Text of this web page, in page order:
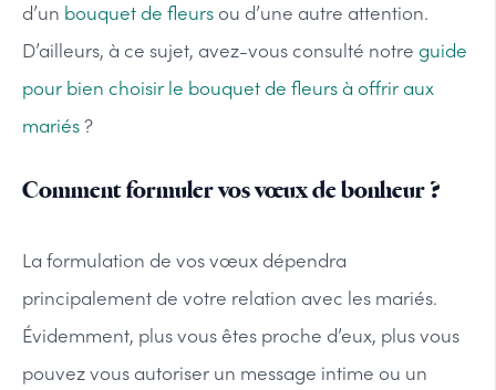
d’un bouquet de fleurs ou d’une autre attention.
D’ailleurs, à ce sujet, avez-vous consulté notre guide
pour bien choisir le bouquet de fleurs à offrir aux
mariés?
Comment formuler vos vœux de bonheur ?
La formulation de vos vœux dépendra
principalement de votre relation avec les mariés.
Évidemment, plus vous êtes proche d’eux, plus vous
pouvez vous autoriser un message intime ou un